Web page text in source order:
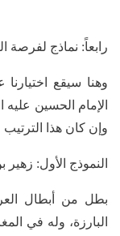
رابعاً: نماذج لفرصة
وهنا سيقع اختيارنا
الإمام الحسين
وإن كان هذا
النموذج الأول:
بطل من أبطال
البارزة، وله في